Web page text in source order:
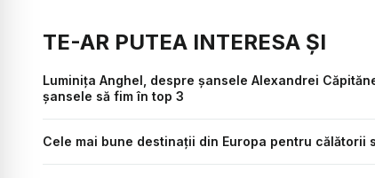
TE-AR PUTEA INTERESA ȘI
Luminița Anghel, despre șansele Alexandrei
șansele să fim în top 3
Cele mai bune destinații din Europa pentru